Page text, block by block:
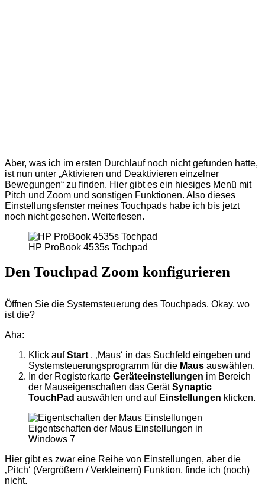
Aber, was ich im ersten Durchlauf noch nicht gefunden hatte,
ist nun unter „Aktivieren und Deaktivieren einzelner
Bewegungen“ zu finden. Hier gibt es ein hiesiges Menü mit
Pitch und Zoom und sonstigen Funktionen. Also dieses
Einstellungsfenster meines Touchpads habe ich bis jetzt
noch nicht gesehen. Weiterlesen.
HP ProBook 4535s Tochpad
Den Touchpad Zoom konfigurieren
Öffnen Sie die Systemsteuerung des Touchpads. Okay, wo
ist die?
Aha:
Klick aufStart , ‚Maus‘ in das Suchfeld eingeben und
Systemsteuerungsprogramm für die Maus auswählen.
In der Registerkarte Geräteeinstellungen im Bereich
der Mauseigenschaften das GerätSynaptic
TouchPad auswählen und auf Einstellungen klicken.
Eigentschaften der Maus Einstellungen in
Windows 7
Hier gibt es zwar eine Reihe von Einstellungen, aber die
‚Pitch‘ (Vergrößern / Verkleinern) Funktion, finde ich (noch)
nicht.